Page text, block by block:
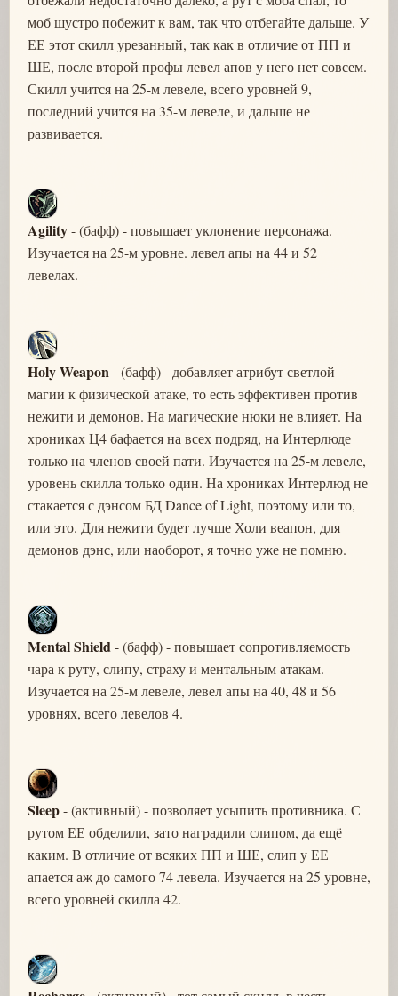
моб шустро побежит к вам, так что отбегайте дальше. У
ЕЕ этот скилл урезанный, так как в отличие от ПП и
ШЕ, после второй профы левел апов у него нет совсем.
Скилл учится на 25-м левеле, всего уровней 9,
последний учится на 35-м левеле, и дальше не
развивается.
Agility- (бафф) - повышает уклонение персонажа.
Изучается на 25-м уровне. левел апы на 44 и 52
левелах.
Holy Weapon - (бафф) - добавляет атрибут светлой
магии к физической атаке, то есть эффективен против
нежити и демонов. На магические нюки не влияет. На
хрониках Ц4 бафается на всех подряд, на Интерлюде
только на членов своей пати. Изучается на 25-м левеле,
уровень скилла только один. На хрониках Интерлюд не
стакается с дэнсом БД Dance of Light, поэтому или то,
или это. Для нежити будет лучше Холи веапон, для
демонов дэнс, или наоборот, я точно уже не помню.
Mental Shield - (бафф) - повышает сопротивляемость
чара к руту, слипу, страху и ментальным атакам.
Изучается на 25-м левеле, левел апы на 40, 48 и 56
уровнях, всего левелов 4.
Sleep- (активный) - позволяет усыпить противника. С
рутом ЕЕ обделили, зато наградили слипом, да ещё
каким. В отличие от всяких ПП и ШЕ, слип у ЕЕ
апается аж до самого 74 левела. Изучается на 25 уровне,
всего уровней скилла 42.